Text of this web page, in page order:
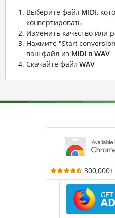
Выберите файл MIDI,
конвертировать
Изменить качество или
Нажмите "Start
ваш файл из MIDI в WAV
Скачайте файл WAV